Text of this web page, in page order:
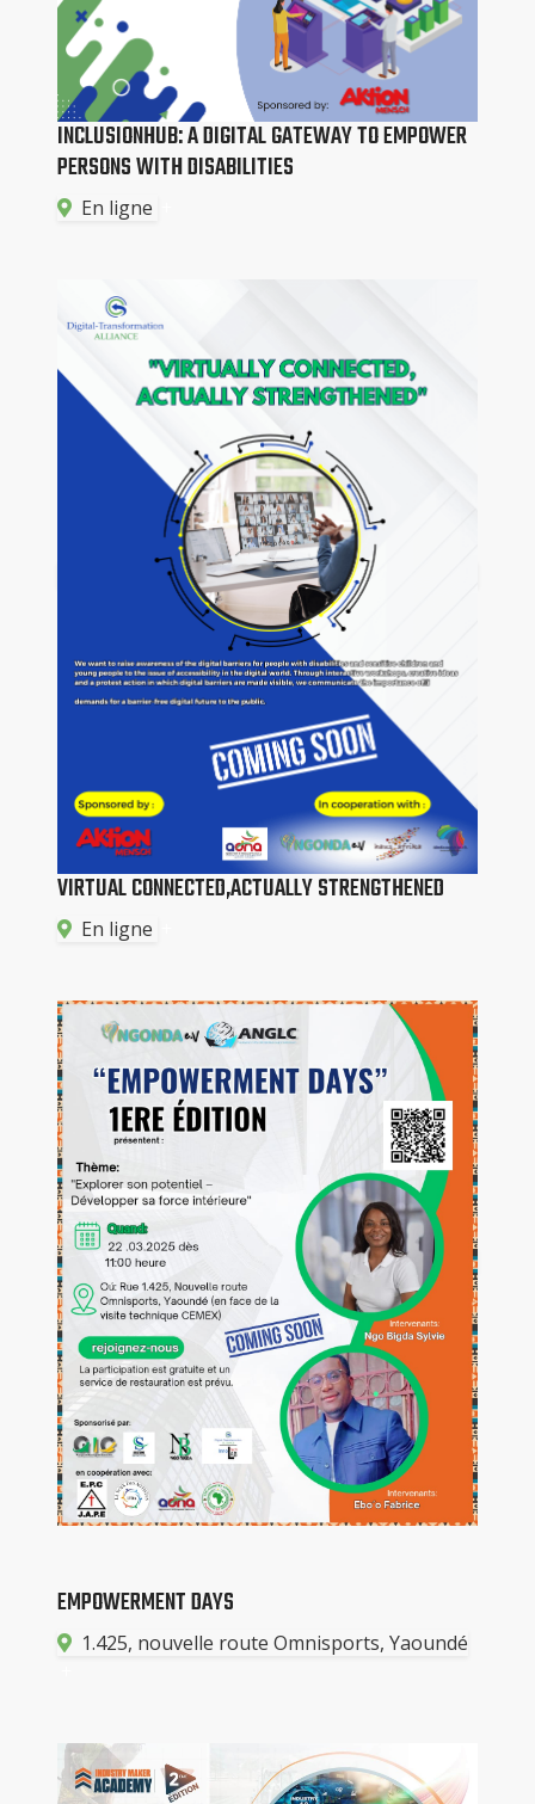
INCLUSIONHUB: A DIGITAL GATEWAY TO EMPOWER
PERSONS WITH DISABILITIES
En ligne
VIRTUAL CONNECTED,ACTUALLY STRENGTHENED
En ligne
EMPOWERMENT DAYS
1.425, nouvelle route Omnisports, Yaoundé